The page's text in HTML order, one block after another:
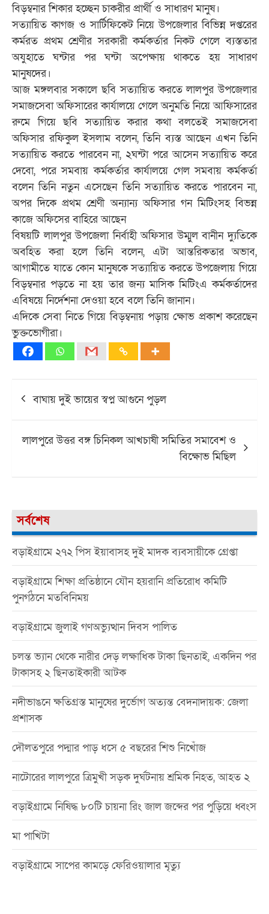
বিড়ম্বনার শিকার হচ্ছেন চাকরীর প্রার্থী ও সাধারণ মানুষ।
সত্যায়িত কাগজ ও সার্টিফিকেট নিয়ে উপজেলার বিভিন্ন দপ্তরের
কর্মরত প্রথম শ্রেণীর সরকারী কর্মকর্তার নিকট গেলে ব্যস্ততার
অযুহাতে ঘন্টার পর ঘন্টা অপেক্ষায় থাকতে হয় সাধারণ
মানুষদের।
আজ মঙ্গলবার সকালে ছবি সত্যায়িত করতে লালপুর উপজেলার
সমাজসেবা অফিসারের কার্যালয়ে গেলে অনুমতি নিয়ে আফিসারের
রুমে গিয়ে ছবি সত্যায়িত করার কথা বলতেই সমাজসেবা
অফিসার রফিকুল ইসলাম বলেন, তিনি ব্যস্ত আছেন এখন তিনি
সত্যায়িত করতে পারবেন না, ২ঘন্টা পরে আসেন সত্যায়িত করে
দেবো, পরে সমবায় কর্মকর্তার কার্যালয়ে গেল সমবায় কর্মকর্তা
বলেন তিনি নতুন এসেছেন তিনি সত্যায়িত করতে পারবেন না,
অপর দিকে প্রথম শ্রেণী অন্যান্য অফিসার গন মিটিংসহ বিভন্ন
কাজে অফিসের বাহিরে আছেন
বিষয়টি লালপুর উপজেলা নির্বাহী অফিসার উম্মুল বানীন দ্যুতিকে
অবহিত করা হলে তিনি বলেন, এটা আন্তরিকতার অভাব,
আগামীতে যাতে কোন মানুষকে সত্যায়িত করতে উপজেলায় গিয়ে
বিড়ম্বনার পড়তে না হয় তার জন্য মাসিক মিটিংএ কর্মকর্তাদের
এবিষয়ে নির্দেশনা দেওয়া হবে বলে তিনি জানান।
এদিকে সেবা নিতে গিয়ে বিড়ম্বনায় পড়ায় ক্ষোভ প্রকাশ করেছেন
ভুক্তভোগীরা।
navigation
বাঘায় দুই ভা‌য়ের স্বপ্ন আগুনে পুড়ল
লালপুরে উত্তর বঙ্গ চিনিকল আখচাষী সমিতির সমাবেশ ও
বিক্ষোভ মিছিল
সর্বশেষ
বড়াইগ্রামে ২৭২ পিস ইয়াবাসহ দুই মাদক ব্যবসায়ীকে গ্রেপ্তা
বড়াইগ্রামে শিক্ষা প্রতিষ্ঠানে যৌন হয়রানি প্রতিরোধ কমিটি
পুনর্গঠনে মতবিনিময়
বড়াইগ্রামে জুলাই গণঅভ্যুত্থান দিবস পালিত
চলন্ত ভ্যান থেকে নারীর দেড় লক্ষাধিক টাকা ছিনতাই, একদিন পর
টাকাসহ ২ ছিনতাইকারী আটক
নদীভাঙনে ক্ষতিগ্রস্ত মানুষের দুর্ভোগ অত্যন্ত বেদনাদায়ক: জেলা
প্রশাসক
দৌলতপুরে পদ্মার পাড় ধসে ৫ বছরের শিশু নিখোঁজ
নাটোরের লালপুরে ত্রিমুখী সড়ক দুর্ঘটনায় শ্রমিক নিহত, আহত ২
বড়াইগ্রামে নিষিদ্ধ ৮০টি চায়না রিং জাল জব্দের পর পুড়িয়ে ধ্বংস
মা পাখিটা
বড়াইগ্রামে সাপের কামড়ে ফেরিওয়ালার মৃত্যু